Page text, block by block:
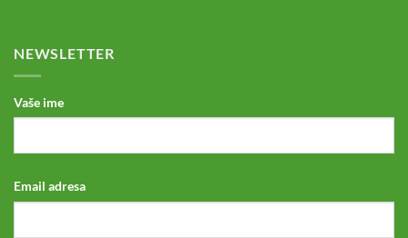
NEWSLETTER
Vaše ime
Email adresa